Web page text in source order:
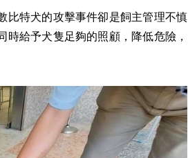
比特犬的攻擊事件卻是飼主管理不慎
給予犬隻足夠的照顧，降低危險，